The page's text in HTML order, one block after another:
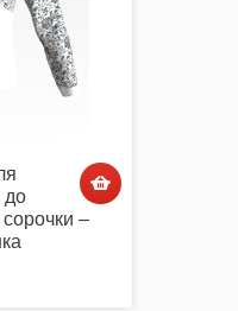
до
сорочки –